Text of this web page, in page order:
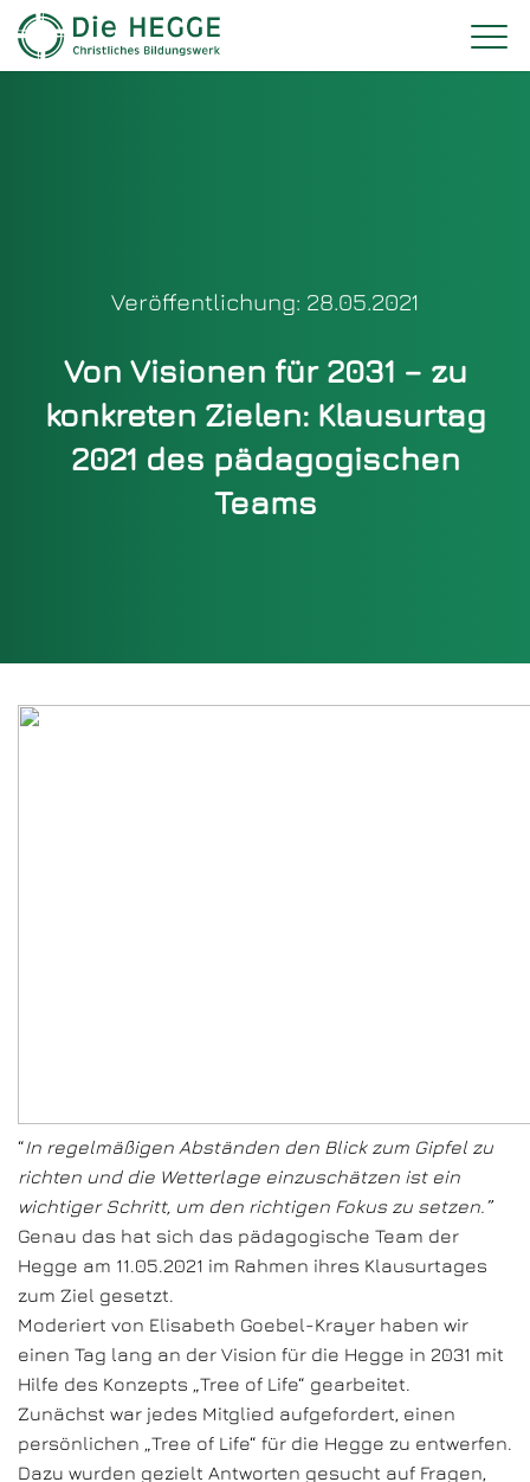
Veröffentlichung: 28.05.2021
Von Visionen für 2031 – zu
konkreten Zielen: Klausurtag
2021 des pädagogischen
Teams
“In regelmäßigen Abständen den Blick zum Gipfel zu
richten und die Wetterlage einzuschätzen ist ein
wichtiger Schritt, um den richtigen Fokus zu setzen.”
Genau das hat sich das pädagogische Team der
Hegge am 11.05.2021 im Rahmen ihres Klausurtages
zum Ziel gesetzt.
Moderiert von Elisabeth Goebel-Krayer haben wir
einen Tag lang an der Vision für die Hegge in 2031 mit
Hilfe des Konzepts „Tree of Life“ gearbeitet.
Zunächst war jedes Mitglied aufgefordert, einen
persönlichen „Tree of Life“ für die Hegge zu entwerfen.
Dazu wurden gezielt Antworten gesucht auf Fragen,